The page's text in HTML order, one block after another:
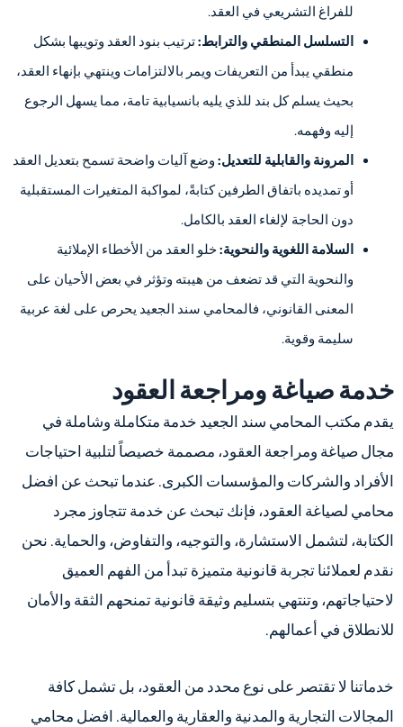
للفراغ التشريعي في العقد.
التسلسل المنطقي والترابط:ترتيب بنود العقد وتويبها بشكل
منطقي يبدأ من التعريفات ويمر بالالتزامات وينتهي بإنهاء العقد،
بحيث يسلم كل بند للذي يليه بانسيابية تامة، مما يسهل الرجوع
إليه وفهمه.
المرونة والقابلية للتعديل: وضع آليات واضحة تسمح بتعديل العقد
أو تمديده باتفاق الطرفين كتابةً، لمواكبة المتغيرات المستقبلية
دون الحاجة لإلغاء العقد بالكامل.
السلامة اللغوية والنحوية:خلو العقد من الأخطاء الإملائية
والنحوية التي قد تضعف من هيبته وتؤثر في بعض الأحيان على
المعنى القانوني، فالمحامي سند الجعيد يحرص على لغة عربية
سليمة وقوية.
خدمة صياغة ومراجعة العقود
يقدم مكتب المحامي سند الجعيد خدمة متكاملة وشاملة في
مجال صياغة ومراجعة العقود، مصممة خصيصاً لتلبية احتياجات
الأفراد والشركات والمؤسسات الكبرى. عندما تبحث عن افضل
محامي لصياغة العقود، فإنك تبحث عن خدمة تتجاوز مجرد
الكتابة، لتشمل الاستشارة، والتوجيه، والتفاوض، والحماية. نحن
نقدم لعملائنا تجربة قانونية متميزة تبدأ من الفهم العميق
لاحتياجاتهم، وتنتهي بتسليم وثيقة قانونية تمنحهم الثقة والأمان
للانطلاق في أعمالهم.
خدماتنا لا تقتصر على نوع محدد من العقود، بل تشمل كافة
المجالات التجارية والمدنية والعقارية والعمالية. افضل محامي